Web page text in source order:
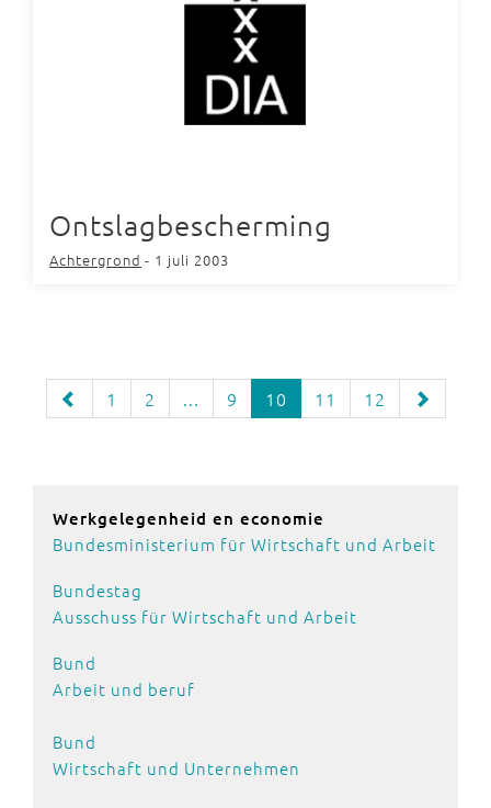
Ontslagbescherming
Achtergrond - 1 juli 2003
1 2 ... 9 10 11 12
Werkgelegenheid en economie
Bundesministerium für Wirtschaft und Arbeit
Bundestag
Ausschuss für Wirtschaft und Arbeit
Bund
Arbeit und beruf
Bund
Wirtschaft und Unternehmen